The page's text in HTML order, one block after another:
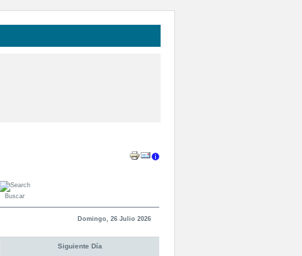
Buscar
Domingo, 26 Julio 2026
Siguiente Día